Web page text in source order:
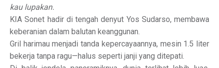
kau lupakan.
KIA Sonet hadir di tengah denyut Yos Sudarso, membawa
keberanian dalam balutan keanggunan.
Gril harimau menjadi tanda kepercayaannya, mesin 1.5 liter
bekerja tanpa ragu—halus seperti janji yang ditepati.